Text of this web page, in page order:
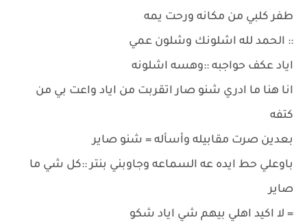
طفر كلبي من مكانه ورحت يمه
:: الحمد لله اشلونك وشلون عمي
اياد عكف حواجبه ::وهسه اشلونه
انا هنا ما ادري شنو صار اتقربت من اياد واعت بي من
كتفه
بعدين صرت مقابيله وأسأله = شنو صاير
باوعلي حط ايده عه السماعه وجاوبني بنتر ::كل شي ما
صاير
= لا اكيد اهلي بيهم شي اياد شكو